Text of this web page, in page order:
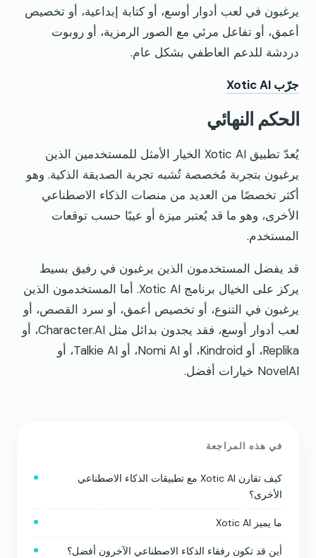
يرغبون في لعب أدوار أوسع، أو كتابة إبداعية، أو تخصيص
أعمق، أو تفاعل مرئي مع الصور الرمزية، أو روبوت
دردشة للدعم العاطفي بشكل عام.
جرّب Xotic AI
الحكم النهائي
يُعدّ تطبيق Xotic AI الخيار الأمثل للمستخدمين الذين
يرغبون بتجربة مُخصصة تُشبه تجربة الصديقة الذكية. وهو
أكثر تخصصًا من العديد من منصات الذكاء الاصطناعي
الأخرى، وهو ما قد يُعتبر ميزة أو عيبًا حسب توقعات
المستخدم.
قد يفضل المستخدمون الذين يرغبون في رفيق بسيط
يركز على الخيال برنامج Xotic AI. أما المستخدمون الذين
يرغبون في التنوع، أو تخصيص أعمق، أو سرد القصص، أو
لعب أدوار أوسع، فقد يجدون بدائل مثل Character.AI، أو
Replika، أو Kindroid، أو Nomi AI، أو Talkie AI، أو
NovelAI خيارات أفضل.
في هذه المراجعة
كيف تقارن Xotic AI مع تطبيقات الذكاء الاصطناعي
الأخرى؟
ما يميز Xotic AI
أين قد تكون رفقاء الذكاء الاصطناعي الآخرون أفضل؟